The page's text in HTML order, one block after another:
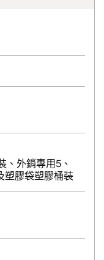
、外銷專用5、
塑膠袋塑膠桶裝